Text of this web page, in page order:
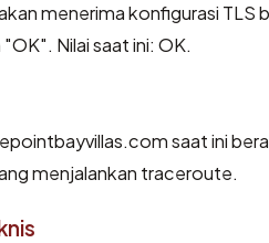
menerima konfigurasi
Nilai saat ini: OK.
saat ini
menjalankan traceroute.